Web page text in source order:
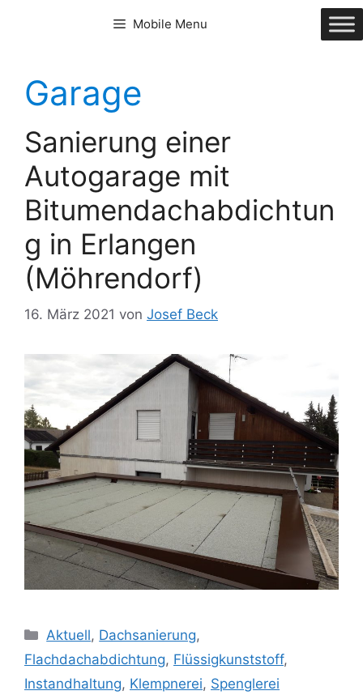
Mobile Menu
Garage
Sanierung einer
Autogarage mit
Bitumendachabdichtun
g in Erlangen
(Möhrendorf)
16. März 2021 von Josef Beck
Kategorien
Aktuell, Dachsanierung,
Flachdachabdichtung, Flüssigkunststoff,
Instandhaltung, Klempnerei, Spenglerei